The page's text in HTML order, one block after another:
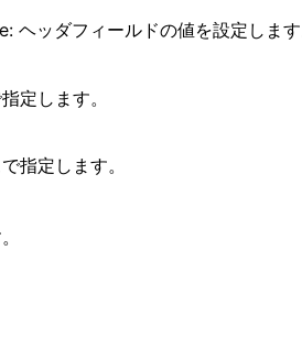
ッダフィールドの値を設定します
定します。
指定します。